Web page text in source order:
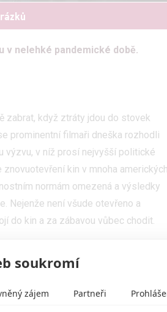
v nelehké pandemické době.
zabrat, když ztráty jdou do stovek
prominentní filmaři dneška rozhodli
výzvu, v níž prosí nejvyšší politické
kin v mnoha amerických
normám omezená a výsledky
Nejenže není všude otevřeno a
do kin a za zábavou vůbec chodit.
bijáky mění datum premiéry
pozitivně testovaných, což
šlamastyky samo. Navíc hrozí, že
soukromí
zájem Partneři